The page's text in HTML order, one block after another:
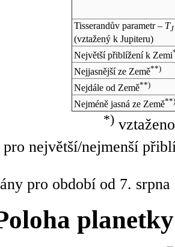
Tisserandův parametr – TJ
(vztažený k Jupiteru)
Největší přiblížení k Zemi
Nejjasnější ze Země**)
Nejdále od Země**)
Nejméně jasná ze Země**)
*)
největší/nejmenší
pro období od 7.